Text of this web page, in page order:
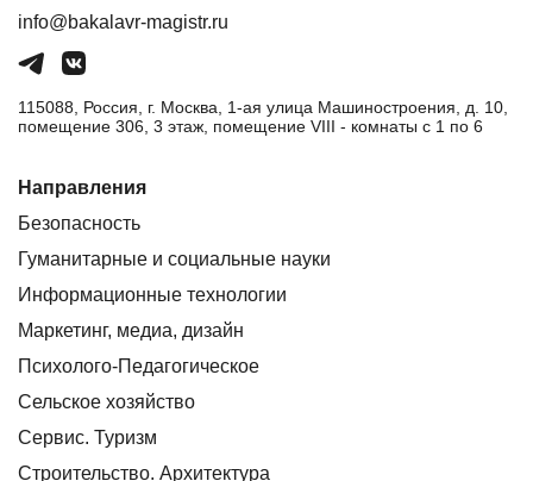
info@bakalavr-magistr.ru
115088, Россия, г. Москва, 1-ая улица Машиностроения, д. 10,
помещение 306, 3 этаж, помещение VIII - комнаты с 1 по 6
Направления
Безопасность
Гуманитарные и социальные науки
Информационные технологии
Маркетинг, медиа, дизайн
Психолого-Педагогическое
Сельское хозяйство
Сервис. Туризм
Строительство. Архитектура